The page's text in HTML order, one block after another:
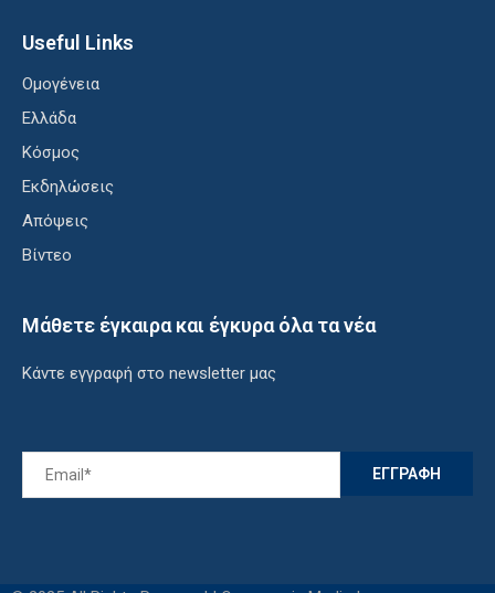
Useful Links
Ομογένεια
Ελλάδα
Κόσμος
Εκδηλώσεις
Απόψεις
Βίντεο
Μάθετε έγκαιρα και έγκυρα όλα τα νέα
Κάντε εγγραφή στο newsletter μας